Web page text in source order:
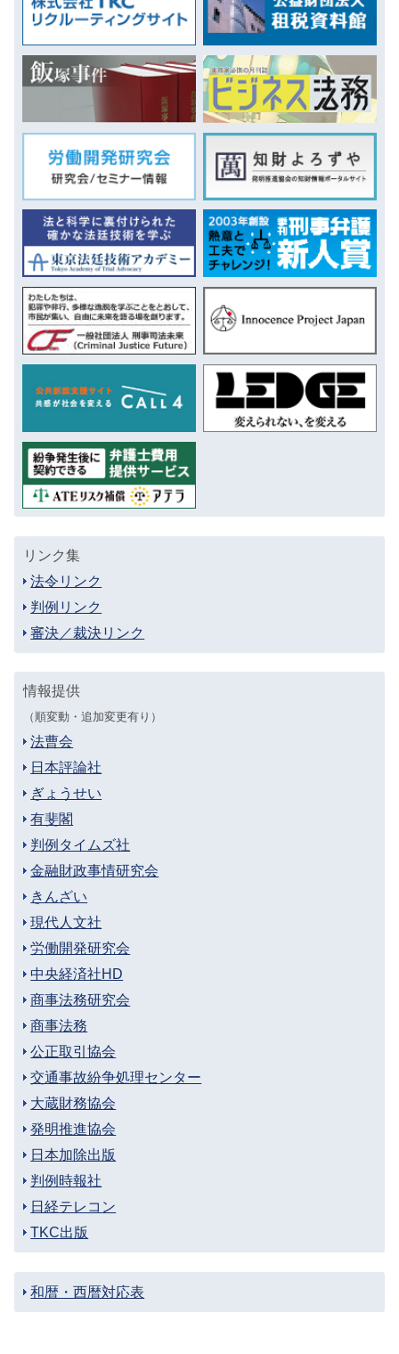
リンク集
法令リンク
判例リンク
審決／裁決リンク
情報提供
（順変動・追加変更有り）
法曹会
日本評論社
ぎょうせい
有斐閣
判例タイムズ社
金融財政事情研究会
きんざい
現代人文社
労働開発研究会
中央経済社HD
商事法務研究会
商事法務
公正取引協会
交通事故紛争処理センター
大蔵財務協会
発明推進協会
日本加除出版
判例時報社
日経テレコン
TKC出版
和暦・西暦対応表